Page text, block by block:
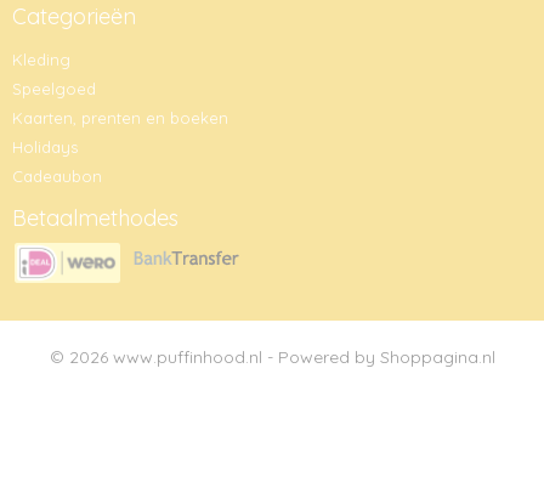
Categorieën
Kleding
Speelgoed
Kaarten, prenten en boeken
Holidays
Cadeaubon
Betaalmethodes
© 2026 www.puffinhood.nl - Powered by Shoppagina.nl